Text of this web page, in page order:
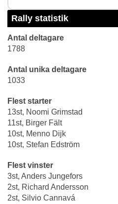
Rally statistik
Antal deltagare
1788
Antal unika deltagare
1033
Flest starter
13st, Noomi Grimstad
11st, Birger Fält
10st, Menno Dijk
10st, Stefan Edström
Flest vinster
3st, Anders Jungefors
2st, Richard Andersson
2st, Silvio Cannavá